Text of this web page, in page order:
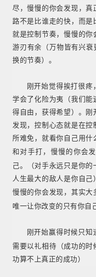
尽，慢慢的你会发现，真
路不是比谁走的快，而是
就是控制节奏，慢慢的你
游刃有余 （万物皆有兴
换的节奏）。
刚开始觉得挨打很疼
学会了化险为夷 （我们
得自由，获得希望）。
刚
发现，控制心态就是在控
所难免，就看你自己用什
和对手打，慢慢的你会
己。
（对手永远只是你
人生最大的敌人是你自己
慢慢的你会发现，其实大
唯一让你改变的只有你自
刚开始赢得时候只知
需要以礼相待 （成功的
功算不上真正的成功）